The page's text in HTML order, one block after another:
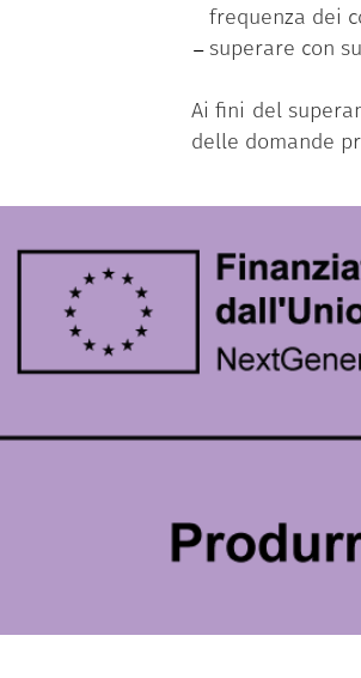
frequenza dei
superare con
Ai fini del
delle domande